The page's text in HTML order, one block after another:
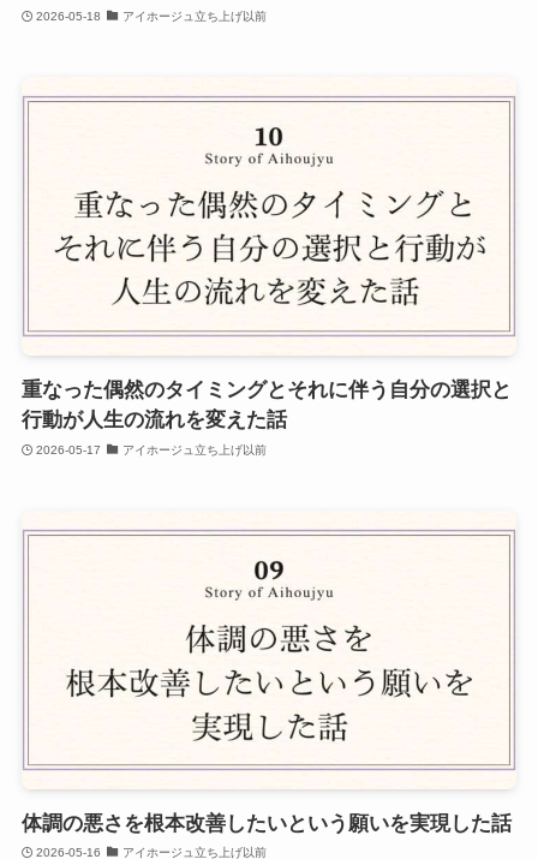
2026-05-18 アイホージュ立ち上げ以前
重なった偶然のタイミングとそれに伴う自分の選択と
行動が人生の流れを変えた話
2026-05-17 アイホージュ立ち上げ以前
体調の悪さを根本改善したいという願いを実現した話
2026-05-16 アイホージュ立ち上げ以前